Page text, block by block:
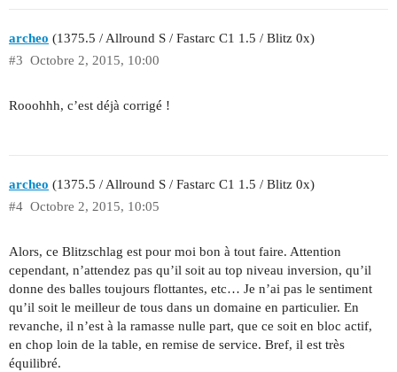
archeo (1375.5 / Allround S / Fastarc C1 1.5 / Blitz 0x)
Octobre 2, 2015, 10:00
#3
Rooohhh, c’est déjà corrigé !
archeo (1375.5 / Allround S / Fastarc C1 1.5 / Blitz 0x)
Octobre 2, 2015, 10:05
#4
Alors, ce Blitzschlag est pour moi bon à tout faire. Attention
cependant, n’attendez pas qu’il soit au top niveau inversion, qu’il
donne des balles toujours flottantes, etc… Je n’ai pas le sentiment
qu’il soit le meilleur de tous dans un domaine en particulier. En
revanche, il n’est à la ramasse nulle part, que ce soit en bloc actif,
en chop loin de la table, en remise de service. Bref, il est très
équilibré.